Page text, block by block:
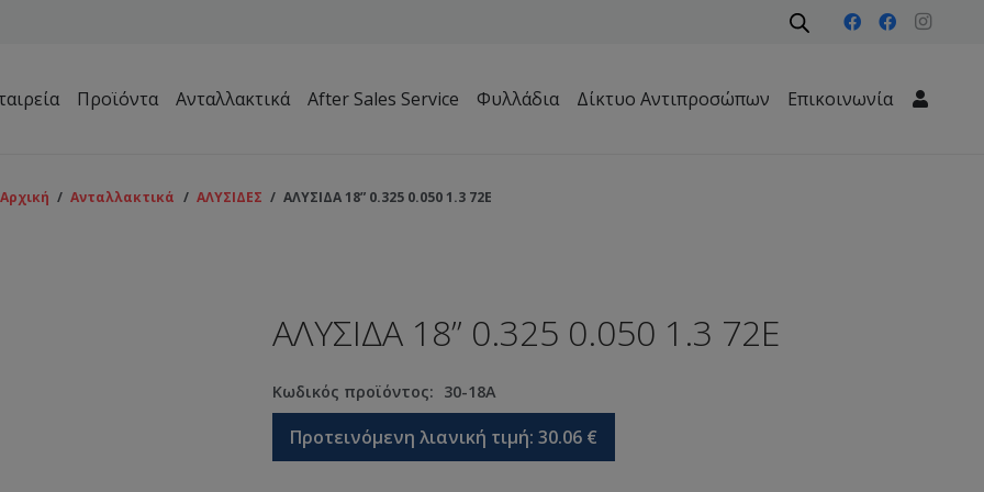
Προϊόντα Ανταλλακτικά After Sales Service Φυλλάδια Δίκτυο Αντιπροσώπων Επικοινωνία
Αρχική / Ανταλλακτικά / ΑΛΥΣΙΔΕΣ / ΑΛΥΣΙΔΑ 18” 0.325 0.050 1.3 72Ε
ΑΛΥΣΙΔΑ 18” 0.325 0.050 1.3 72Ε
Κωδικός προϊόντος: 30-18A
Προτεινόμενη λιανική τιμή: 30.06 €